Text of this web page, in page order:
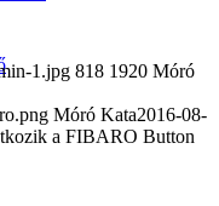
1.jpg 818 1920 Móró
Móró Kata2016-08-
a FIBARO Button